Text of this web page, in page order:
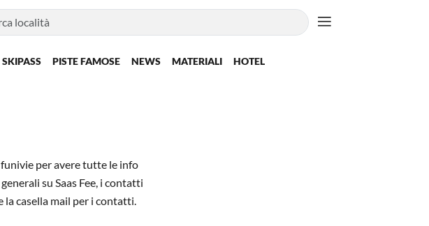
SKIPASS PISTE FAMOSE NEWS MATERIALI HOTEL
per avere tutte le info
su Saas Fee, i contatti
la casella mail per i contatti.